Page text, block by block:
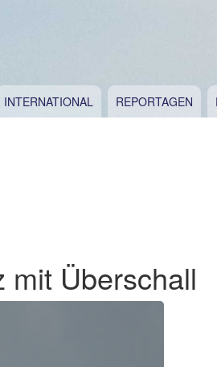
INTERNATIONAL REPORTAGEN
mit Überschall